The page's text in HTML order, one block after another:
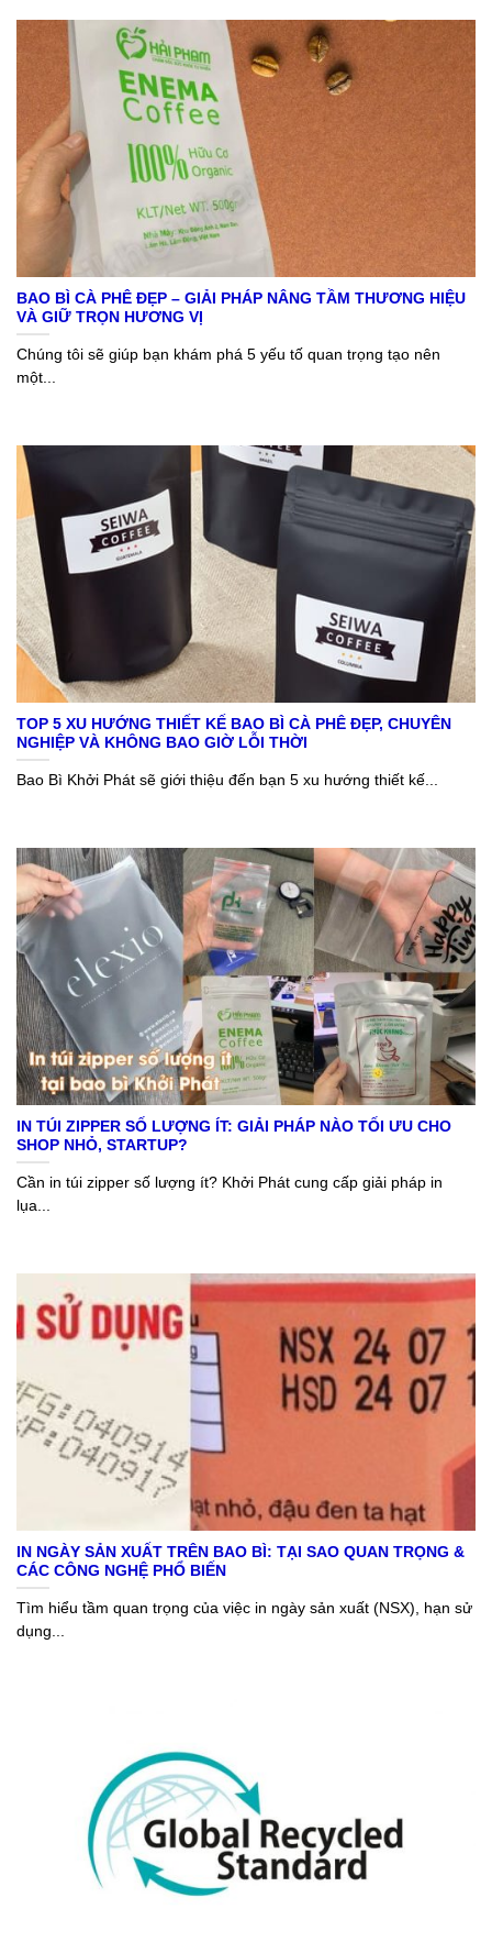
BAO BÌ CÀ PHÊ ĐẸP – GIẢI PHÁP NÂNG TẦM THƯƠNG HIỆU
VÀ GIỮ TRỌN HƯƠNG VỊ
Chúng tôi sẽ giúp bạn khám phá 5 yếu tố quan trọng tạo nên
một...
TOP 5 XU HƯỚNG THIẾT KẾ BAO BÌ CÀ PHÊ ĐẸP, CHUYÊN
NGHIỆP VÀ KHÔNG BAO GIỜ LỖI THỜI
Bao Bì Khởi Phát sẽ giới thiệu đến bạn 5 xu hướng thiết kế...
IN TÚI ZIPPER SỐ LƯỢNG ÍT: GIẢI PHÁP NÀO TỐI ƯU CHO
SHOP NHỎ, STARTUP?
Cần in túi zipper số lượng ít? Khởi Phát cung cấp giải pháp in
lụa...
IN NGÀY SẢN XUẤT TRÊN BAO BÌ: TẠI SAO QUAN TRỌNG &
CÁC CÔNG NGHỆ PHỔ BIẾN
Tìm hiểu tầm quan trọng của việc in ngày sản xuất (NSX), hạn sử
dụng...